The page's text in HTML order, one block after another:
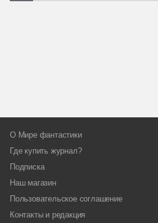
О Мире фантастики
Где купить журнал?
Подписка
Наш магазин
Пользовательское соглашение
Контакты и редакция